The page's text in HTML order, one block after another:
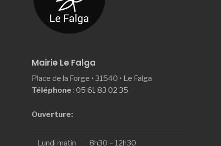
Mairie Le Falga
Place de la Forge • 31540 • Le Falga
Téléphone : 05 61 83 02 35
Ouverture:
Lundi matin 8h30 – 12h30